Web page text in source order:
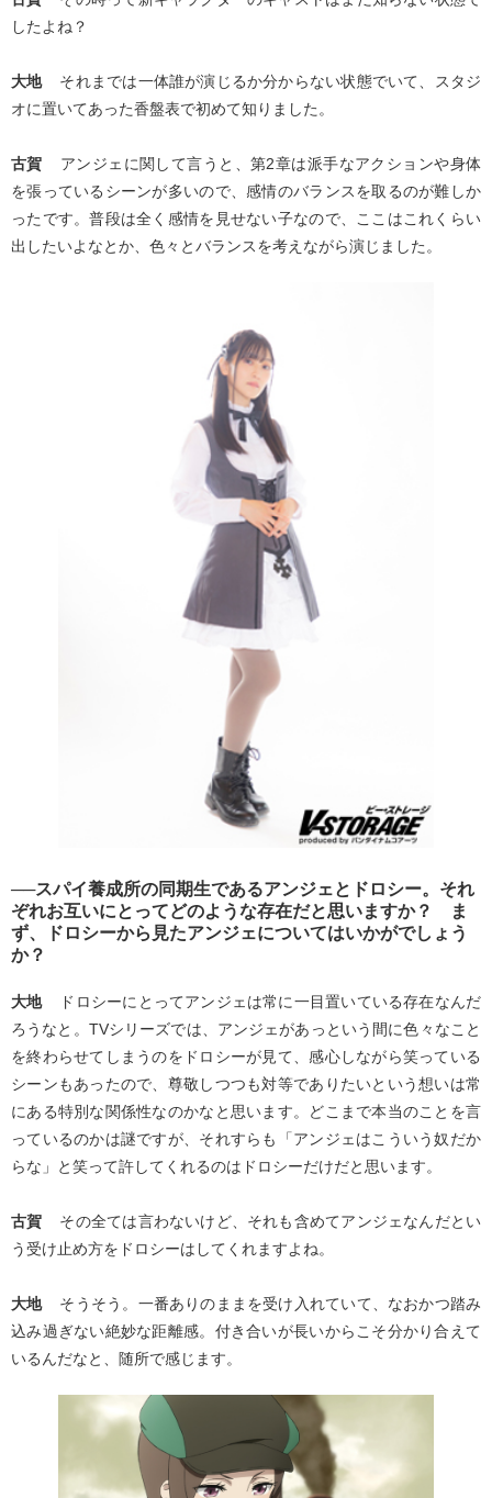
したよね？
大地
それまでは一体誰が演じるか分からない状態でいて、スタジ
オに置いてあった香盤表で初めて知りました。
古賀
アンジェに関して言うと、第2章は派手なアクションや身体
を張っているシーンが多いので、感情のバランスを取るのが難しか
ったです。普段は全く感情を見せない子なので、ここはこれくらい
出したいよなとか、色々とバランスを考えながら演じました。
──スパイ養成所の同期生であるアンジェとドロシー。それ
ぞれお互いにとってどのような存在だと思いますか？ ま
ず、ドロシーから見たアンジェについてはいかがでしょう
か？
大地
ドロシーにとってアンジェは常に一目置いている存在なんだ
ろうなと。TVシリーズでは、アンジェがあっという間に色々なこと
を終わらせてしまうのをドロシーが見て、感心しながら笑っている
シーンもあったので、尊敬しつつも対等でありたいという想いは常
にある特別な関係性なのかなと思います。どこまで本当のことを言
っているのかは謎ですが、それすらも「アンジェはこういう奴だか
らな」と笑って許してくれるのはドロシーだけだと思います。
古賀
その全ては言わないけど、それも含めてアンジェなんだとい
う受け止め方をドロシーはしてくれますよね。
大地
そうそう。一番ありのままを受け入れていて、なおかつ踏み
込み過ぎない絶妙な距離感。付き合いが長いからこそ分かり合えて
いるんだなと、随所で感じます。